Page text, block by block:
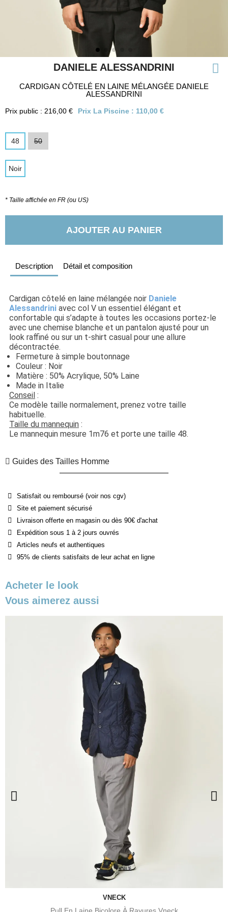
DANIELE ALESSANDRINI
CARDIGAN CÔTELÉ EN LAINE MÉLANGÉE DANIELE
ALESSANDRINI
Prix public : 216,00 € Prix La Piscine : 110,00 €
48 50
Noir
* Taille affichée en FR (ou US)
AJOUTER AU PANIER
Description Détail et composition
Cardigan côtelé en laine mélangée noir Daniele
Alessandrini avec col V un essentiel élégant et
confortable qui s’adapte à toutes les occasions portez-le
avec une chemise blanche et un pantalon ajusté pour un
look raffiné ou sur un t-shirt casual pour une allure
décontractée.
Fermeture à simple boutonnage
Couleur : Noir
Matière : 50% Acrylique, 50% Laine
Made in Italie
Conseil :
Ce modèle taille normalement, prenez votre taille
habituelle.
Taille du mannequin :
Le mannequin mesure 1m76 et porte une taille 48.
Guides des Tailles Homme
Satisfait ou remboursé (voir nos cgv)
Site et paiement sécurisé
Livraison offerte en magasin ou dès 90€ d'achat
Expédition sous 1 à 2 jours ouvrés
Articles neufs et authentiques
95% de clients satisfaits de leur achat en ligne
Acheter le look
Vous aimerez aussi
VNECK